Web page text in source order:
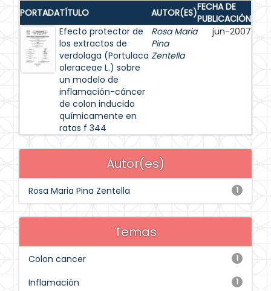
PORTADATÍTULO AUTOR(ES)FECHA DE
PUBLICACIÓN
Efecto protector de
los extractos de
verdolaga (Portulaca
oleraceae L.) sobre
un modelo de
inflamación-cáncer
de colon inducido
químicamente en
ratas f 344
Rosa Maria
Pina
Zentella
jun-2007
Autor(es)
1
Rosa Maria Pina Zentella
Temas
1
Colon cancer
1
Inflamación